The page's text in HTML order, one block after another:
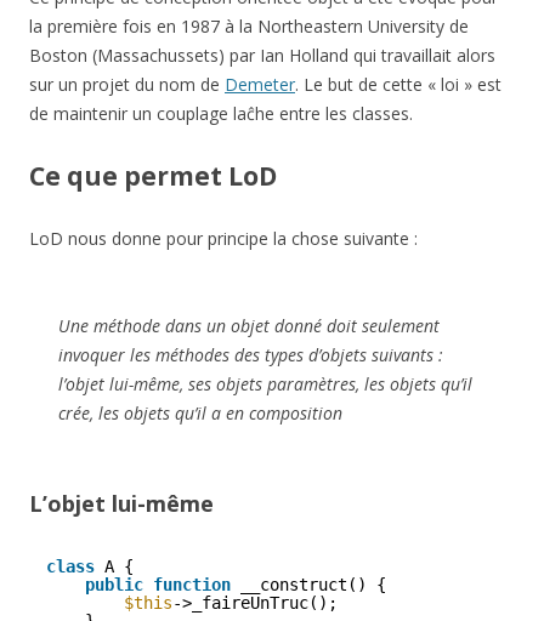
la première fois en 1987 à la Northeastern University de
Boston (Massachussets) par Ian Holland qui travaillait alors
sur un projet du nom de Demeter. Le but de cette « loi » est
de maintenir un couplage laĉhe entre les classes.
Ce que permet LoD
LoD nous donne pour principe la chose suivante :
Une méthode dans un objet donné doit seulement
invoquer les méthodes des types d’objets suivants :
l’objet lui-même, ses objets paramètres, les objets qu’il
crée, les objets qu’il a en composition
L’objet lui-même
class A {
public function
__construct() {
$this->_faireUnTruc();